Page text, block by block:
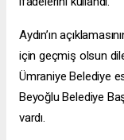
Aydın’ın
için geçmiş olsun
Ümraniye Belediye
Beyoğlu Belediye
vardı.